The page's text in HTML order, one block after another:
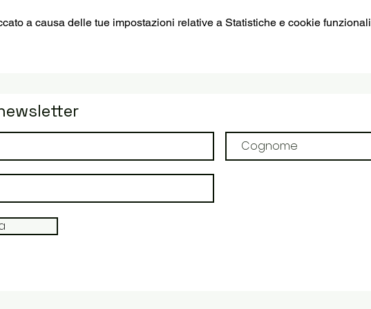
a causa delle tue impostazioni relative a Statistiche e cookie